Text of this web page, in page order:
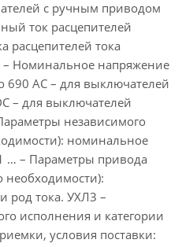
с ручным приводом
ток расцепителей
расцепителей тока
– Номинальное напряжение
690 АС – для выключателей
– для выключателей
независимого
номинальное
… – Параметры привода
необходимости):
род тока. УХЛ3 –
исполнения и категории
условия поставки: